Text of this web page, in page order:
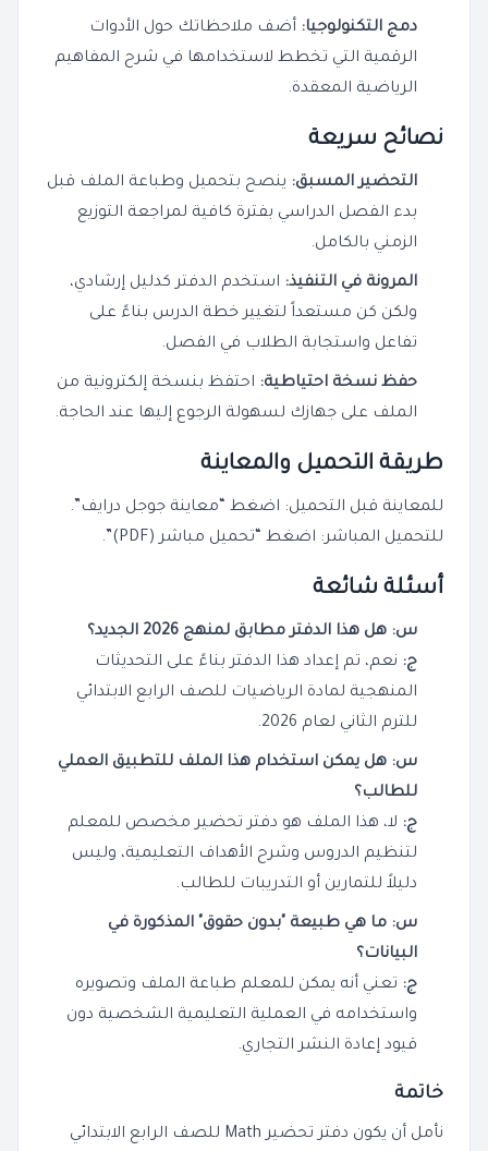
دمج التكنولوجيا: أضف ملاحظاتك حول الأدوات
الرقمية التي تخطط لاستخدامها في شرح المفاهيم
الرياضية المعقدة.
نصائح سريعة
التحضير المسبق: ينصح بتحميل وطباعة الملف قبل
بدء الفصل الدراسي بفترة كافية لمراجعة التوزيع
الزمني بالكامل.
المرونة في التنفيذ: استخدم الدفتر كدليل إرشادي،
ولكن كن مستعداً لتغيير خطة الدرس بناءً على
تفاعل واستجابة الطلاب في الفصل.
حفظ نسخة احتياطية: احتفظ بنسخة إلكترونية من
الملف على جهازك لسهولة الرجوع إليها عند الحاجة.
طريقة التحميل والمعاينة
للمعاينة قبل التحميل: اضغط “معاينة جوجل درايف”.
للتحميل المباشر: اضغط “تحميل مباشر (PDF)”.
أسئلة شائعة
س: هل هذا الدفتر مطابق لمنهج 2026 الجديد؟
ج: نعم، تم إعداد هذا الدفتر بناءً على التحديثات
المنهجية لمادة الرياضيات للصف الرابع الابتدائي
للترم الثاني لعام 2026.
س: هل يمكن استخدام هذا الملف للتطبيق العملي
للطالب؟
ج: لا، هذا الملف هو دفتر تحضير مخصص للمعلم
لتنظيم الدروس وشرح الأهداف التعليمية، وليس
دليلاً للتمارين أو التدريبات للطالب.
س: ما هي طبيعة "بدون حقوق" المذكورة في
البيانات؟
ج: تعني أنه يمكن للمعلم طباعة الملف وتصويره
واستخدامه في العملية التعليمية الشخصية دون
قيود إعادة النشر التجاري.
خاتمة
نأمل أن يكون دفتر تحضير Math للصف الرابع الابتدائي